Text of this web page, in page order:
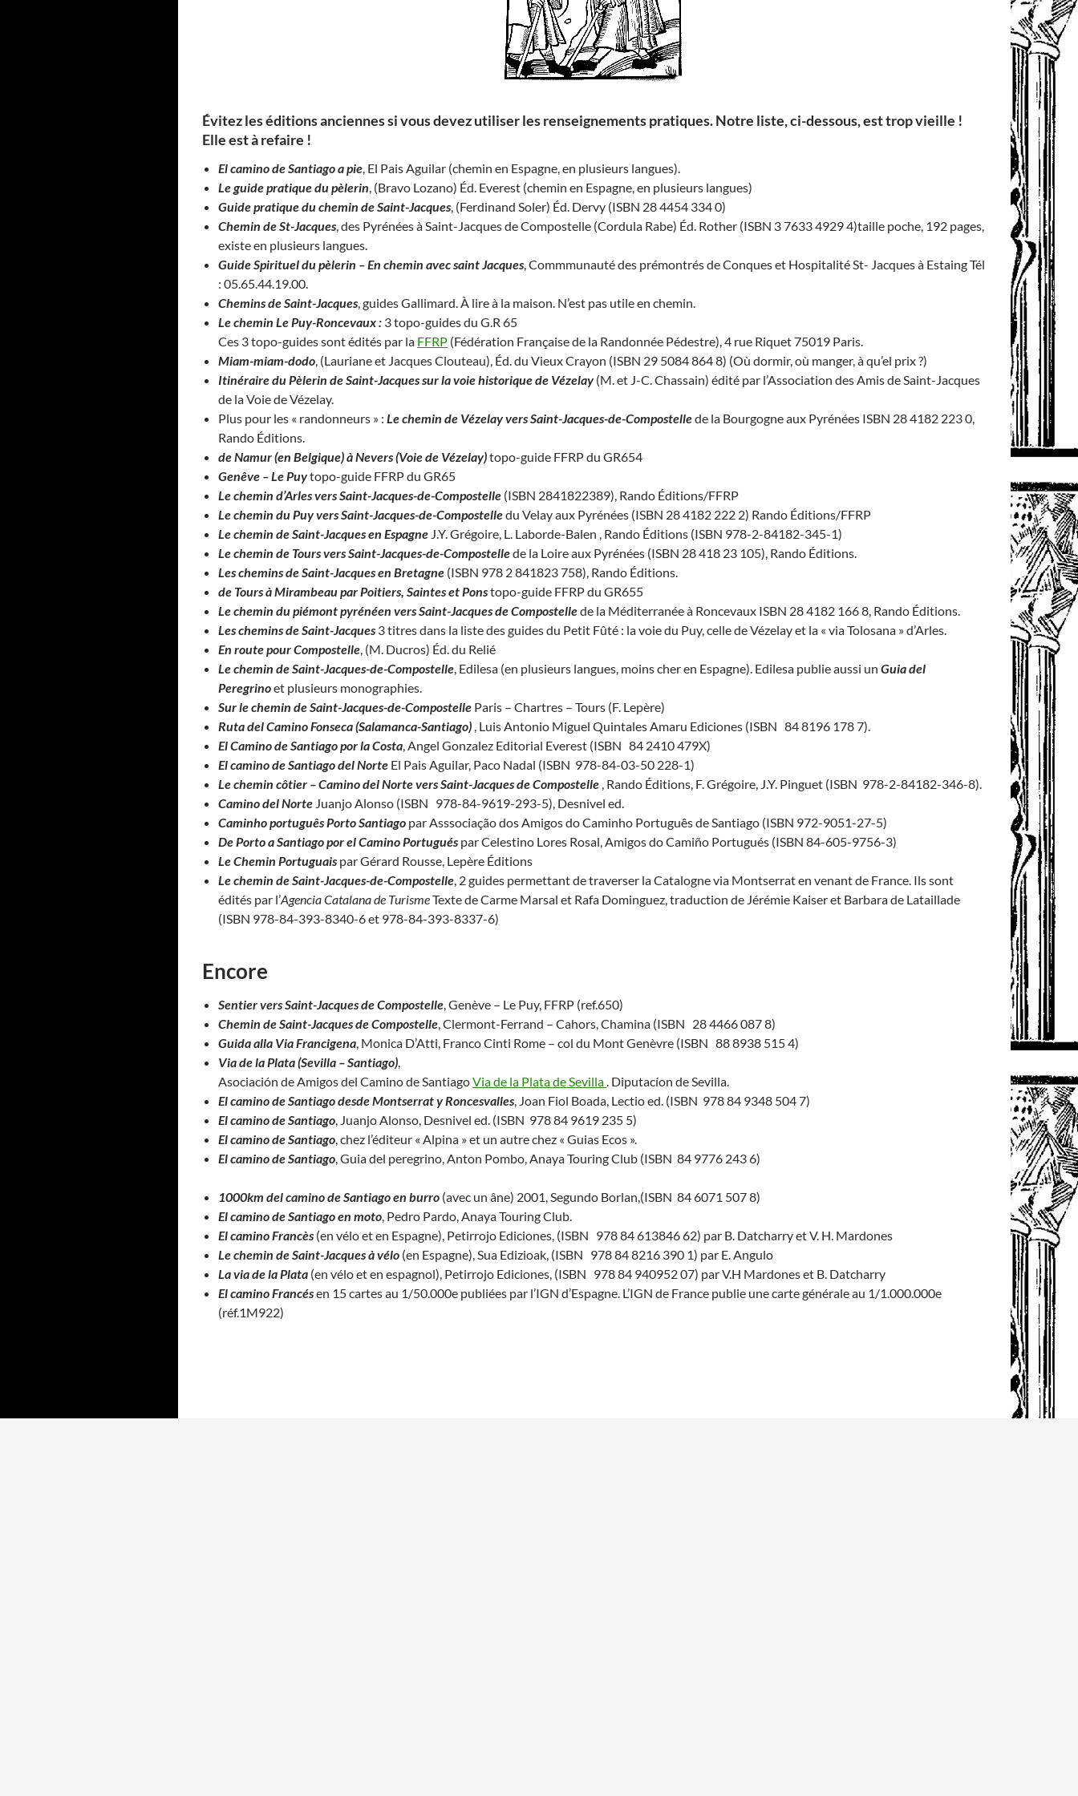
Évitez les éditions anciennes si vous devez utiliser les renseignements pratiques. Notre liste, ci-dessous, est trop vieille !
Elle est à refaire !
El camino de Santiago a pie, El Pais Aguilar (chemin en Espagne, en plusieurs langues).
Le guide pratique du pèlerin, (Bravo Lozano) Éd. Everest (chemin en Espagne, en plusieurs langues)
Guide pratique du chemin de Saint-Jacques, (Ferdinand Soler) Éd. Dervy (ISBN 28 4454 334 0)
Chemin de St-Jacques, des Pyrénées à Saint-Jacques de Compostelle (Cordula Rabe) Éd. Rother (ISBN 3 7633 4929 4)taille poche, 192 pages,
existe en plusieurs langues.
Guide Spirituel du pèlerin – En chemin avec saint Jacques, Commmunauté des prémontrés de Conques et Hospitalité St- Jacques à Estaing Tél
: 05.65.44.19.00.
Chemins de Saint-Jacques, guides Gallimard. À lire à la maison. N’est pas utile en chemin.
Le chemin Le Puy-Roncevaux : 3 topo-guides du G.R 65
Ces 3 topo-guides sont édités par la FFRP (Fédération Française de la Randonnée Pédestre), 4 rue Riquet 75019 Paris.
Miam-miam-dodo, (Lauriane et Jacques Clouteau), Éd. du Vieux Crayon (ISBN 29 5084 864 8) (Où dormir, où manger, à qu’el prix ?)
Itinéraire du Pèlerin de Saint-Jacques sur la voie historique de Vézelay(M. et J-C. Chassain) édité par l’Association des Amis de Saint-Jacques
de la Voie de Vézelay.
Plus pour les « randonneurs » : Le chemin de Vézelay vers Saint-Jacques-de-Compostellede la Bourgogne aux Pyrénées ISBN 28 4182 223 0,
Rando Éditions.
de Namur (en Belgique) à Nevers (Voie de Vézelay)topo-guide FFRP du GR654
Genêve – Le Puytopo-guide FFRP du GR65
Le chemin d’Arles vers Saint-Jacques-de-Compostelle (ISBN 2841822389), Rando Éditions/FFRP
Le chemin du Puy vers Saint-Jacques-de-Compostelledu Velay aux Pyrénées (ISBN 28 4182 222 2) Rando Éditions/FFRP
Le chemin de Saint-Jacques en Espagne J.Y. Grégoire, L. Laborde-Balen , Rando Éditions (ISBN 978-2-84182-345-1)
Le chemin de Tours vers Saint-Jacques-de-Compostellede la Loire aux Pyrénées (ISBN 28 418 23 105), Rando Éditions.
Les chemins de Saint-Jacques en Bretagne (ISBN 978 2 841823 758), Rando Éditions.
de Tours à Mirambeau par Poitiers, Saintes et Ponstopo-guide FFRP du GR655
Le chemin du piémont pyrénéen vers Saint-Jacques de Compostellede la Méditerranée à Roncevaux ISBN 28 4182 166 8, Rando Éditions.
Les chemins de Saint-Jacques 3 titres dans la liste des guides du Petit Fûté : la voie du Puy, celle de Vézelay et la « via Tolosana » d’Arles.
En route pour Compostelle, (M. Ducros) Éd. du Relié
Le chemin de Saint-Jacques-de-Compostelle, Edilesa (en plusieurs langues, moins cher en Espagne). Edilesa publie aussi un Guia del
Peregrinoet plusieurs monographies.
Sur le chemin de Saint-Jacques-de-Compostelle Paris – Chartres – Tours (F. Lepère)
Ruta del Camino Fonseca (Salamanca-Santiago) , Luis Antonio Miguel Quintales Amaru Ediciones (ISBN 84 8196 178 7).
El Camino de Santiago por la Costa, Angel Gonzalez Editorial Everest (ISBN 84 2410 479X)
El camino de Santiago del Norte El Pais Aguilar, Paco Nadal (ISBN 978-84-03-50 228-1)
Le chemin côtier – Camino del Norte vers Saint-Jacques de Compostelle , Rando Éditions, F. Grégoire, J.Y. Pinguet (ISBN 978-2-84182-346-8).
Camino del Norte Juanjo Alonso (ISBN 978-84-9619-293-5), Desnivel ed.
Caminho português Porto Santiago par Asssociação dos Amigos do Caminho Português de Santiago (ISBN 972-9051-27-5)
De Porto a Santiago por el Camino Portugués par Celestino Lores Rosal, Amigos do Camiño Portugués (ISBN 84-605-9756-3)
Le Chemin Portuguais par Gérard Rousse, Lepère Éditions
Le chemin de Saint-Jacques-de-Compostelle, 2 guides permettant de traverser la Catalogne via Montserrat en venant de France. Ils sont
édités par l’Agencia Catalana de TurismeTexte de Carme Marsal et Rafa Dominguez, traduction de Jérémie Kaiser et Barbara de Lataillade
(ISBN 978-84-393-8340-6 et 978-84-393-8337-6)
Encore
Sentier vers Saint-Jacques de Compostelle, Genève – Le Puy, FFRP (ref.650)
Chemin de Saint-Jacques de Compostelle, Clermont-Ferrand – Cahors, Chamina (ISBN 28 4466 087 8)
Guida alla Via Francigena, Monica D’Atti, Franco Cinti Rome – col du Mont Genèvre (ISBN 88 8938 515 4)
Via de la Plata (Sevilla – Santiago),
Asociación de Amigos del Camino de SantiagoVia de la Plata de Sevilla. Diputacíon de Sevilla.
El camino de Santiago desde Montserrat y Roncesvalles, Joan Fiol Boada, Lectio ed. (ISBN 978 84 9348 504 7)
El camino de Santiago, Juanjo Alonso, Desnivel ed. (ISBN 978 84 9619 235 5)
El camino de Santiago, chez l’éditeur « Alpina » et un autre chez « Guias Ecos ».
El camino de Santiago, Guia del peregrino, Anton Pombo, Anaya Touring Club (ISBN 84 9776 243 6)
1000km del camino de Santiago en burro (avec un âne) 2001, Segundo Borlan,(ISBN 84 6071 507 8)
El camino de Santiago en moto, Pedro Pardo, Anaya Touring Club.
El camino Francès (en vélo et en Espagne), Petirrojo Ediciones, (ISBN 978 84 613846 62) par B. Datcharry et V. H. Mardones
Le chemin de Saint-Jacques à vélo (en Espagne), Sua Edizioak, (ISBN 978 84 8216 390 1) par E. Angulo
La via de la Plata (en vélo et en espagnol), Petirrojo Ediciones, (ISBN 978 84 940952 07) par V.H Mardones et B. Datcharry
El camino Francésen 15 cartes au 1/50.000e publiées par l’IGN d’Espagne. L’IGN de France publie une carte générale au 1/1.000.000e
(réf.1M922)